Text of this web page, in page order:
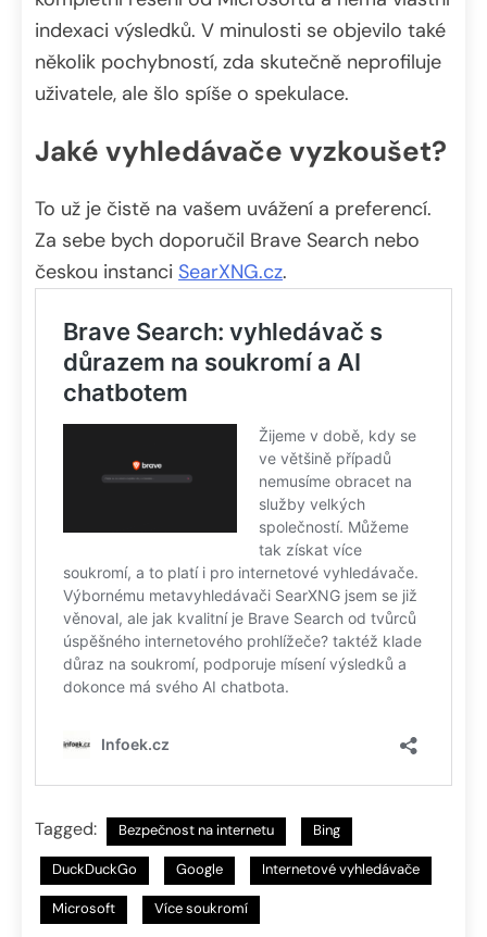
indexaci výsledků. V minulosti se objevilo také
několik pochybností, zda skutečně neprofiluje
uživatele, ale šlo spíše o spekulace.
Jaké vyhledávače vyzkoušet?
To už je čistě na vašem uvážení a preferencí.
Za sebe bych doporučil Brave Search nebo
českou instanci SearXNG.cz.
Tagged: Bezpečnost na internetu Bing
DuckDuckGo Google Internetové vyhledávače
Microsoft Více soukromí